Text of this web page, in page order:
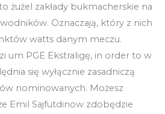
żużel zakłady bukmacherskie na
Oznaczają, który z nich
watts danym meczu.
um PGE Ekstraligę, in order to w
się wyłącznie zasadniczą
nominowanych. Możesz
Emil Sajfutdinow zdobędzie